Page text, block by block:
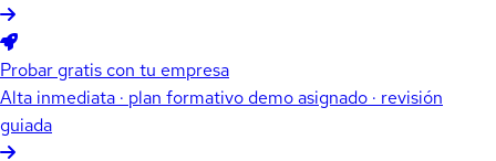
Probar gratis con tu empresa
Alta inmediata · plan formativo demo asignado · revisión
guiada